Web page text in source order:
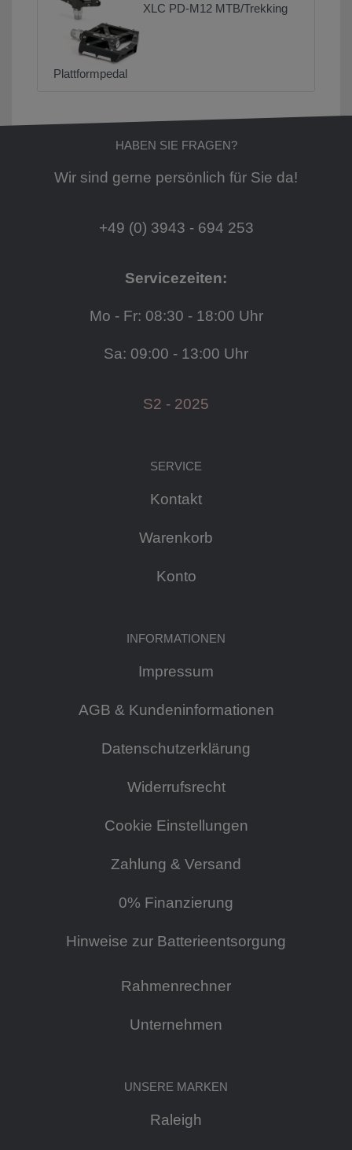
XLC PD-M12 MTB/Trekking
Plattformpedal
HABEN SIE FRAGEN?
Wir sind gerne persönlich für Sie da!
+49 (0) 3943 - 694 253
Servicezeiten:
Mo - Fr: 08:30 - 18:00 Uhr
Sa: 09:00 - 13:00 Uhr
S2 - 2025
SERVICE
Kontakt
Warenkorb
Konto
INFORMATIONEN
Impressum
AGB & Kundeninformationen
Datenschutzerklärung
Widerrufsrecht
Cookie Einstellungen
Zahlung & Versand
0% Finanzierung
Hinweise zur Batterieentsorgung
Rahmenrechner
Unternehmen
UNSERE MARKEN
Raleigh